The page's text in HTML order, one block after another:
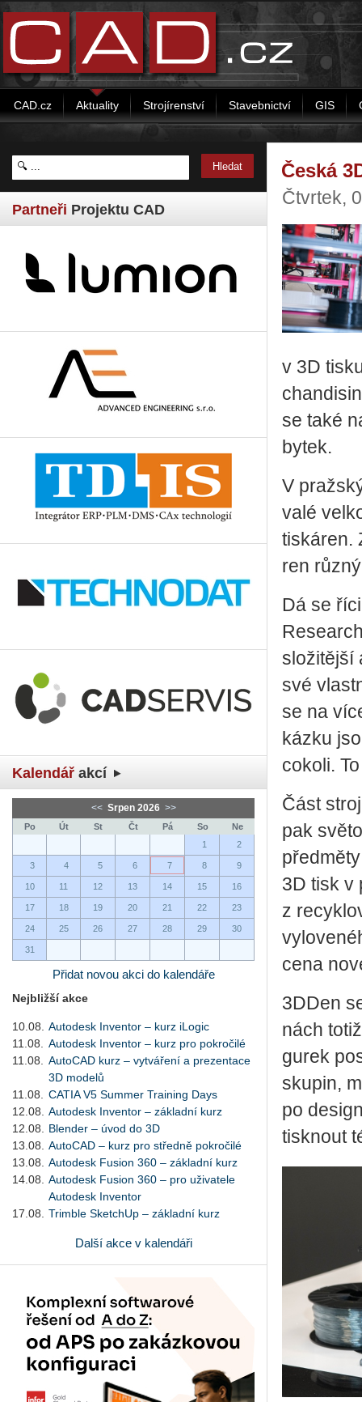
CAD.cz Aktuality Strojírenství Stavebnictví GIS
Partneři Projektu CAD
Kalendář akcí
<< Srpen 2026 >>
Po Út St Čt Pá So
Ne
1
2
3 4 5 6 7 8 9
10 11 12 13 14 15 16
17 18 19 20 21 22 23
24 25 26 27 28 29 30
31
Přidat novou akci do kalendáře
Nejbližší akce
10.08.
Autodesk Inventor – kurz iLogic
11.08.
Autodesk Inventor – kurz pro pokročilé
11.08.
AutoCAD kurz – vytváření a prezentace
3D modelů
11.08.
CATIA V5 Summer Training Days
12.08.
Autodesk Inventor – základní kurz
12.08.
Blender – úvod do 3D
13.08.
AutoCAD – kurz pro středně pokročilé
13.08.
Autodesk Fusion 360 – základní kurz
14.08.
Autodesk Fusion 360 – pro uživatele
Autodesk Inventor
17.08.
Trimble SketchUp – základní kurz
Další akce v kalendáři
Česká
Čtvrtek,
v 3D
se také
by­tek.
V
va­lé
tis­ká­ren.
ren
Dá se
slo­ži­těj­ší
své
se na
káz­ku
co­ko­li.
Část
pak
3D tisk v
z
cena
3DDen
nách
gu­rek
sku­pin,
po
tisk­nout